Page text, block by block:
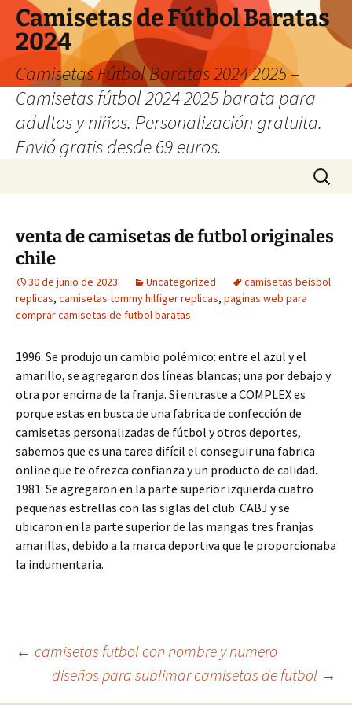
Camisetas de Fútbol Baratas
2024
Camisetas Fútbol Baratas 2024 2025 –
Camisetas fútbol 2024 2025 barata para
adultos y niños. Personalización gratuita.
Envió gratis desde 69 euros.
Buscar:
venta de camisetas de futbol originales
chile
30 de junio de 2023 Uncategorized
camisetas beisbol
replicas, camisetas tommy hilfiger replicas, paginas web para
comprar camisetas de futbol baratas
1996: Se produjo un cambio polémico: entre el azul y el
amarillo, se agregaron dos líneas blancas; una por debajo y
otra por encima de la franja. Si entraste a COMPLEX es
porque estas en busca de una fabrica de confección de
camisetas personalizadas de fútbol y otros deportes,
sabemos que es una tarea difícil el conseguir una fabrica
online que te ofrezca confianza y un producto de calidad.
1981: Se agregaron en la parte superior izquierda cuatro
pequeñas estrellas con las siglas del club: CABJ y se
ubicaron en la parte superior de las mangas tres franjas
amarillas, debido a la marca deportiva que le proporcionaba
la indumentaria.
Navegación
← camisetas futbol con nombre y numero
diseños para sublimar camisetas de futbol →